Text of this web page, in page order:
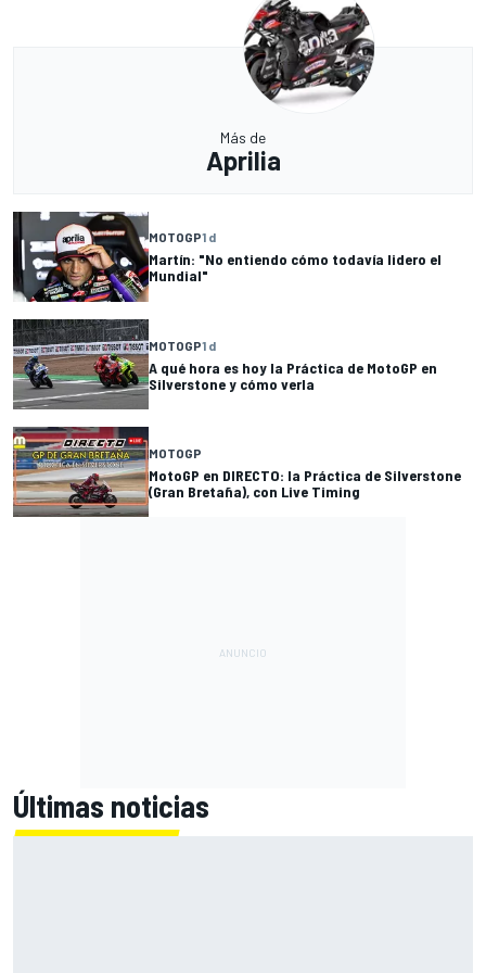
Más de
Aprilia
MOTOGP1 d
Martín: "No entiendo cómo todavía lidero el
Mundial"
MOTOGP1 d
A qué hora es hoy la Práctica de MotoGP en
Silverstone y cómo verla
MOTOGP
MotoGP en DIRECTO: la Práctica de Silverstone
(Gran Bretaña), con Live Timing
Últimas noticias